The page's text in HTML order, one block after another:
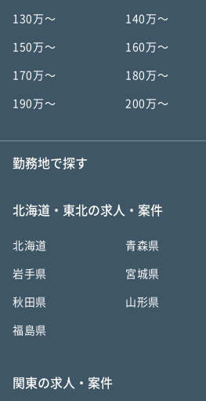
130万〜 140万〜
150万〜 160万〜
170万〜 180万〜
190万〜 200万〜
勤務地で探す
北海道・東北の求人・案件
北海道 青森県
岩手県 宮城県
秋田県 山形県
福島県
関東の求人・案件